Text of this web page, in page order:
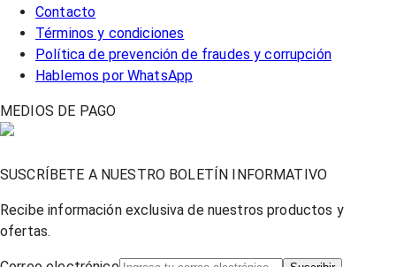
Contacto
Términos y condiciones
Política de prevención de fraudes y corrupción
Hablemos por WhatsApp
MEDIOS DE PAGO
SUSCRÍBETE A NUESTRO BOLETÍN INFORMATIVO
Recibe información exclusiva de nuestros productos y
ofertas.